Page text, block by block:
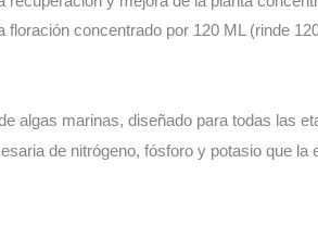
floración concentrado por 120 ML (rinde
algas marinas, diseñado para todas las
de nitrógeno, fósforo y potasio que la